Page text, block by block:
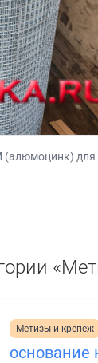
(алюмоцинк) для
Метизы и крепеж
основание